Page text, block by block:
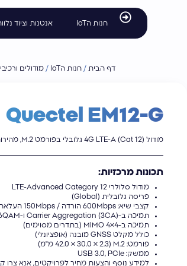
חנות הIoT אנטנות וציוד
דף הבית / חנות הIoT / מודולים
Quectel EM12-G
מודול 4G LTE-A (Cat 12) גלובלי בפורמט M.2, מהירות עד 600Mbps.
תכונות מרכזיות:
מודול סלולרי LTE-Advanced Category 12
פריסה גלובלית (Global)
קצבי שיא: 600Mbps הורדה / 150Mbps העלאה
תמיכה ב-Carrier Aggregation (3CA) ו-256QAM
תמיכה ב-MIMO 4×4 (בתדרים מסוימים)
כולל מקלט GNSS מובנה (אופציונלי)
פורמט: M.2 (42.0 × 30.0 × 2.3 מ"מ)
ממשק: USB 3.0, PCIe
למידע נוסף והצעות מחיר לפרויקטים, אנא צרו